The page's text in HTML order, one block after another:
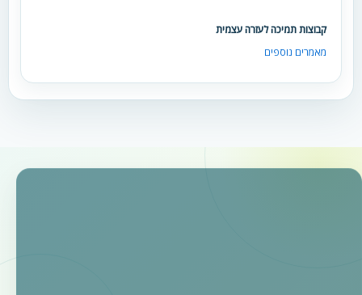
קבוצות תמיכה לעזרה עצמית
מאמרים נוספים